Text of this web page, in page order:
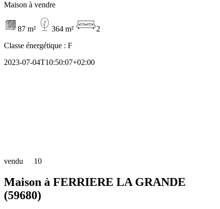
Maison à vendre
87 m² 364 m²
2
Classe énergétique : F
2023-07-04T10:50:07+02:00
vendu 10
Maison à FERRIERE LA GRANDE
(59680)